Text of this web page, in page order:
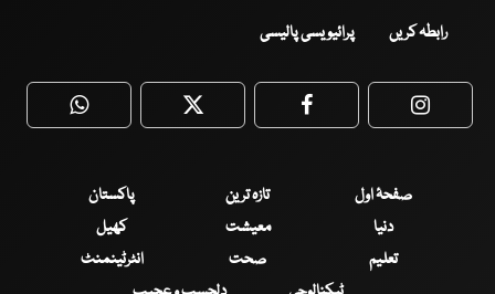
رابطہ کریں پرائیویسی پالیسی
WhatsApp Twitter Facebook
صفحۂ اول تازہ ترین
پاکستان
دنیا
معیشت
کھیل
تعلیم
صحت
انٹرٹینمنٹ